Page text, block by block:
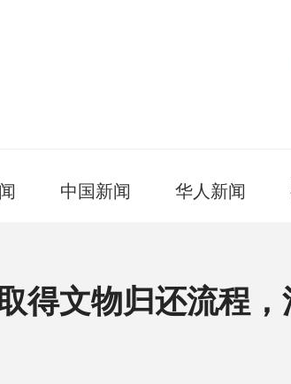
中国新闻 华人新闻
得文物归还流程